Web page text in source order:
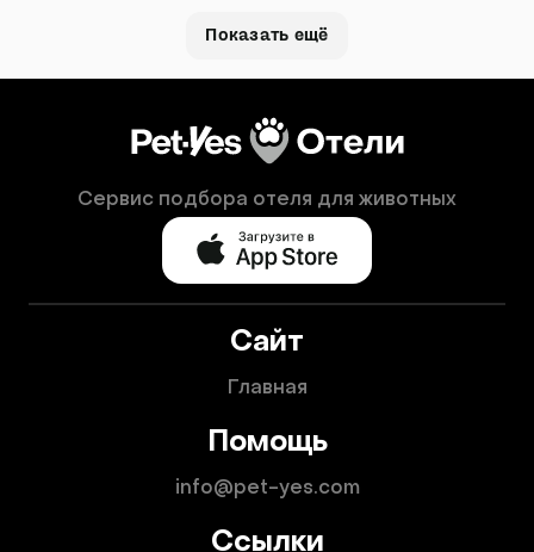
Показать ещё
Сервис подбора отеля для животных
Сайт
Главная
Помощь
info@pet-yes.com
Ссылки